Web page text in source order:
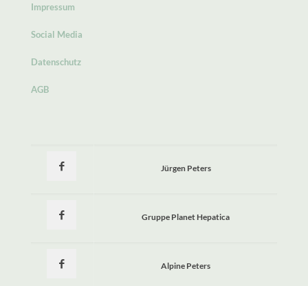
Impressum
Social Media
Datenschutz
AGB
Jürgen Peters
Gruppe Planet Hepatica
Alpine Peters